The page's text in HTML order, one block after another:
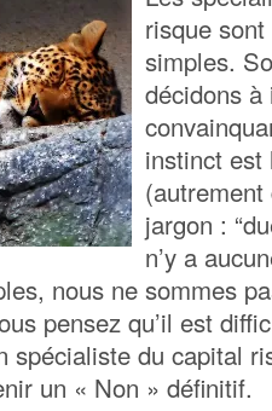
risque
simples.
décidons
instinct est
jargon :
n’y a
nous ne sommes
pensez qu’il est
spécialiste du capital
un « Non » définitif.